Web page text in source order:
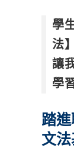
學
法
讓
學
踏
文法